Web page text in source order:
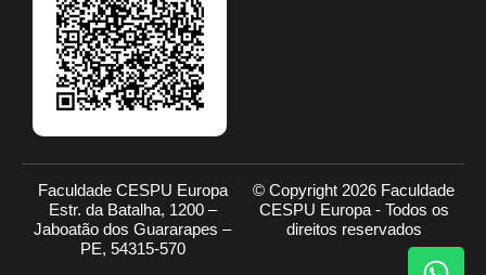
Faculdade CESPU Europa
Estr. da Batalha, 1200 –
Jaboatão dos Guararapes –
PE, 54315-570
© Copyright 2026 Faculdade
CESPU Europa - Todos os
direitos reservados